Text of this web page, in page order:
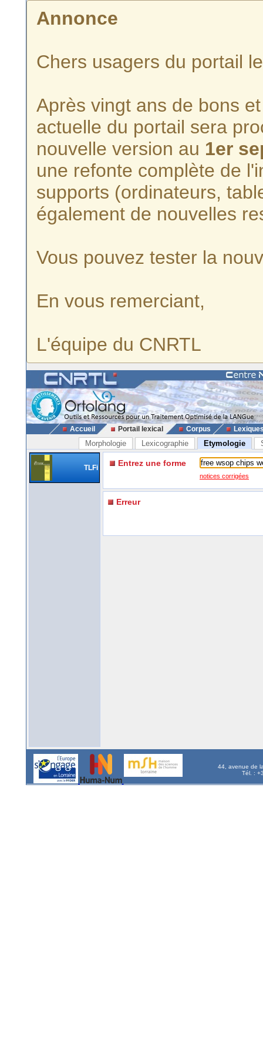
Annonce
Chers usagers du portail
Après vingt ans de bons
actuelle du portail sera
nouvelle version au 1er
une refonte complète de
supports (ordinateurs,
également de nouvelles
Vous pouvez tester la
En vous remerciant,
L'équipe du CNRTL
Accueil Portail lexical Corpus
Morphologie Lexicographie Etymologie
TLFi Entrez une forme
notices corrigées
Erreur
44, avenue de
Tél. :